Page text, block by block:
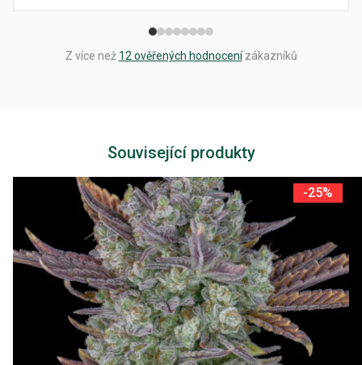
Z více než 12 ověřených hodnocenízákazníků
Související produkty
-25%